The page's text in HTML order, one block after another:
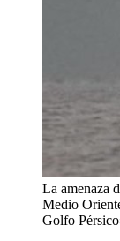
La amenaza
Medio
Golfo